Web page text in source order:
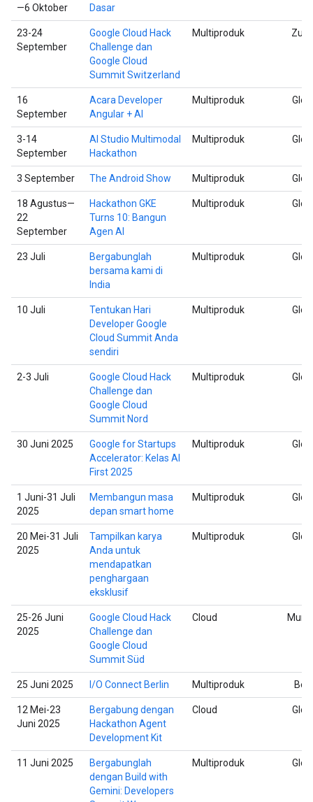
—6 Oktober
Dasar
23-24
September
Google Cloud Hack
Challenge dan
Google Cloud
Summit Switzerland
Multiproduk
16
September
Acara Developer
Angular + AI
Multiproduk
3-14
September
AI Studio Multimodal
Hackathon
Multiproduk
3 September The Android Show Multiproduk
18 Agustus—
22
September
Hackathon GKE
Turns 10: Bangun
Agen AI
Multiproduk
23 Juli
Bergabunglah
bersama kami di
India
Multiproduk
10 Juli
Tentukan Hari
Developer Google
Cloud Summit Anda
sendiri
Multiproduk
2-3 Juli
Google Cloud Hack
Challenge dan
Google Cloud
Summit Nord
Multiproduk
30 Juni 2025
Google for Startups
Accelerator: Kelas AI
First 2025
Multiproduk
1 Juni-31 Juli
2025
Membangun masa
depan smart home
Multiproduk
20 Mei-31 Juli
2025
Tampilkan karya
Anda untuk
mendapatkan
penghargaan
eksklusif
Multiproduk
25-26 Juni
2025
Google Cloud Hack
Challenge dan
Google Cloud
Summit Süd
Cloud
25 Juni 2025 I/O Connect Berlin Multiproduk
12 Mei-23
Juni 2025
Bergabung dengan
Hackathon Agent
Development Kit
Cloud
11 Juni 2025
Bergabunglah
dengan Build with
Gemini: Developers
Multiproduk